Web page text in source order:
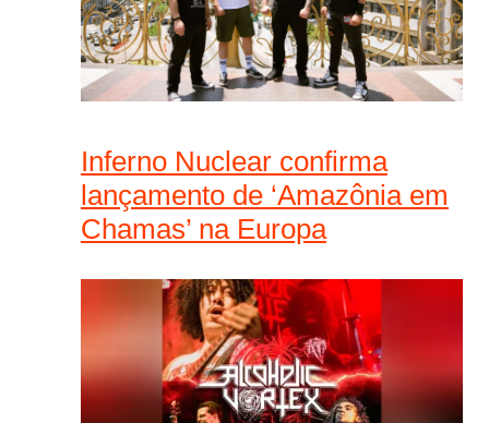
Inferno Nuclear confirma
lançamento de ‘Amazônia em
Chamas’ na Europa